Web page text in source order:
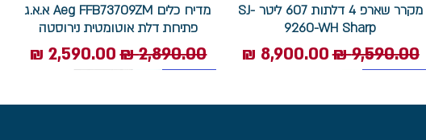
מקרר שארפ 4 דלתות 607 ליטר SJ-
9260-WH Sharp
מחיר רגיל‏9,590.00 ‏₪ מחיר מבצע
מדיח כלים Aeg FFB73709ZM א.א.ג
פתיחת דלת אוטומטית נירוסטה
מחיר רגיל‏2,890.00 ‏₪ מחיר מבצע